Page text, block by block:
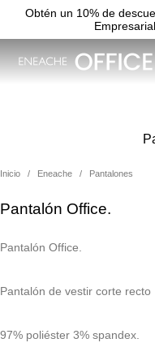
Obtén un 10% de
Inicio / Eneache / Pantalones
Pantalón Office.
Pantalón Office.
Pantalón de vestir corte recto
97% poliéster 3% spandex.